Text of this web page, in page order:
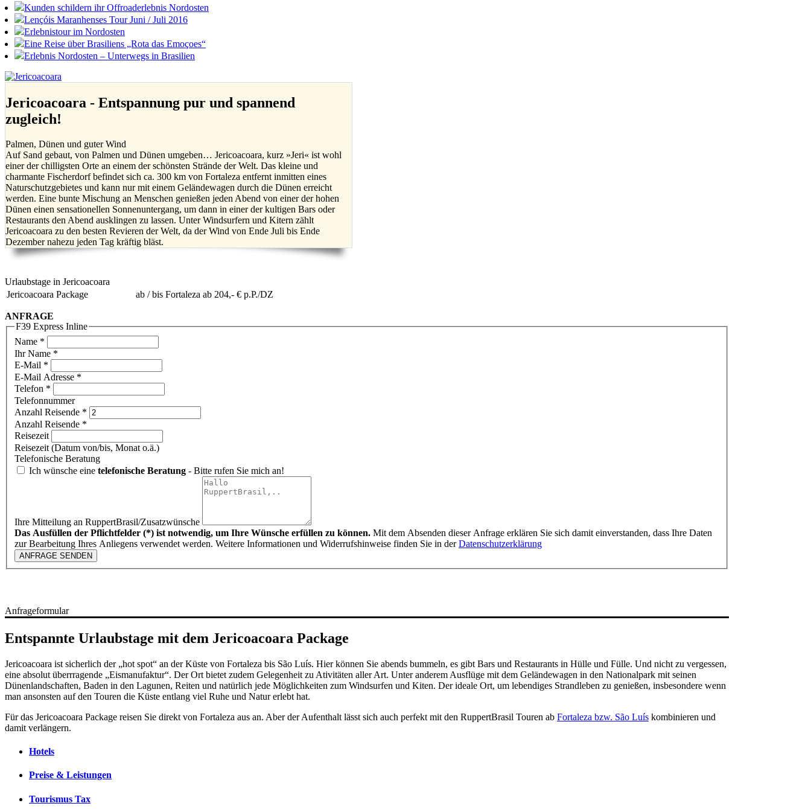
Kunden schildern ihr Offroaderlebnis Nordosten
Lençóis Maranhenses Tour Juni / Juli 2016
Erlebnistour im Nordosten
Eine Reise über Brasiliens „Rota das Emoçoes“
Erlebnis Nordosten – Unterwegs in Brasilien
Jericoacoara - Entspannung pur und spannend
zugleich!
Palmen, Dünen und guter Wind
Auf Sand gebaut, von Palmen und Dünen umgeben… Jericoacoara, kurz »Jeri« ist wohl
einer der chilligsten Orte an einem der schönsten Strände der Welt. Das kleine und
charmante Fischerdorf befindet sich ca. 300 km von Fortaleza entfernt inmitten eines
Naturschutzgebietes und kann nur mit einem Geländewagen durch die Dünen erreicht
werden. Eine bunte Mischung an Menschen genießen jeden Abend von einer der hohen
Dünen einen sensationellen Sonnenuntergang, um dann in einer der kultigen Bars oder
Restaurants den Abend ausklingen zu lassen. Unter Windsurfern und Kitern zählt
Jericoacoara zu den besten Revieren der Welt, da der Wind von Ende Juli bis Ende
Dezember nahezu jeden Tag kräftig bläst.
Urlaubstage in Jericoacoara
Jericoacoara Package
ab / bis Fortaleza ab 204,- € p.P./DZ
ANFRAGE
F39 Express Inline
Name *
Ihr Name *
E-Mail *
E-Mail Adresse *
Telefon *
Telefonnummer
Anzahl Reisende *
Anzahl Reisende *
Reisezeit
Reisezeit (Datum von/bis, Monat o.ä.)
Telefonische Beratung
Ich wünsche eine telefonische Beratung - Bitte rufen Sie mich an!
Ihre Mitteilung an RuppertBrasil/Zusatzwünsche
Das Ausfüllen der Pflichtfelder (*) ist notwendig, um Ihre Wünsche erfüllen zu können. Mit dem Absenden dieser Anfrage erklären Sie sich damit einverstanden, dass Ihre Daten
zur Bearbeitung Ihres Anliegens verwendet werden. Weitere Informationen und Widerrufshinweise finden Sie in derDatenschutzerklärung
ANFRAGE SENDEN
Anfrageformular
Entspannte Urlaubstage mit dem Jericoacoara Package
Jericoacoara ist sicherlich der „hot spot“ an der Küste von Fortaleza bis São Luís. Hier können Sie abends bummeln, es gibt Bars und Restaurants in Hülle und Fülle. Und nicht zu vergessen,
eine absolut überrragende „Eismanufaktur“. Der Ort bietet zudem Gelegenheit zu Ativitäten aller Art. Unter anderem Ausflüge mit dem Geländewagen in den Nationalpark mit seinen
Dünenlandschaften, Baden in den Lagunen, Reiten und natürlich jede Möglichkeiten zum Windsurfen und Kiten. Der ideale Ort, um lebendiges Strandleben zu genießen, insbesondere wenn
man ansonsten auf den Touren die Küste entlang viel Ruhe und Natur erlebt hat.
Für das Jericoacoara Package reisen Sie direkt von Fortaleza aus an. Aber der Aufenthalt lässt sich auch perfekt mit den RuppertBrasil Touren ab Fortaleza bzw. São Luís kombinieren und
damit verlängern.
Hotels
Preise & Leistungen
Tourismus Tax